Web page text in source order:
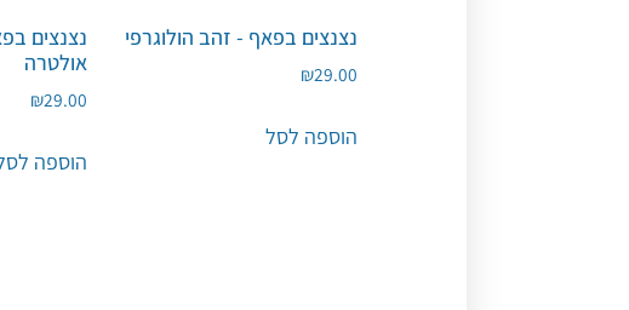
נצנצים בפאף - זהב הולוגרפי
₪29.00
הוספה לסל
נצנצים
אולטרה
₪29.00
הוספה